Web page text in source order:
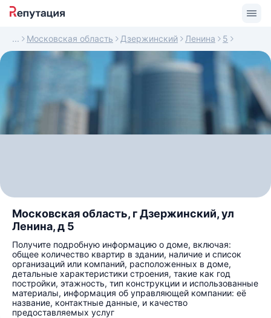
Московская область Дзержинский Ленина 5
Московская область, г Дзержинский, ул
Ленина, д 5
Получите подробную информацию о доме, включая:
общее количество квартир в здании, наличие и список
организаций или компаний, расположенных в доме,
детальные характеристики строения, такие как год
постройки, этажность, тип конструкции и использованные
материалы, информация об управляющей компании: её
название, контактные данные, и качество
предоставляемых услуг